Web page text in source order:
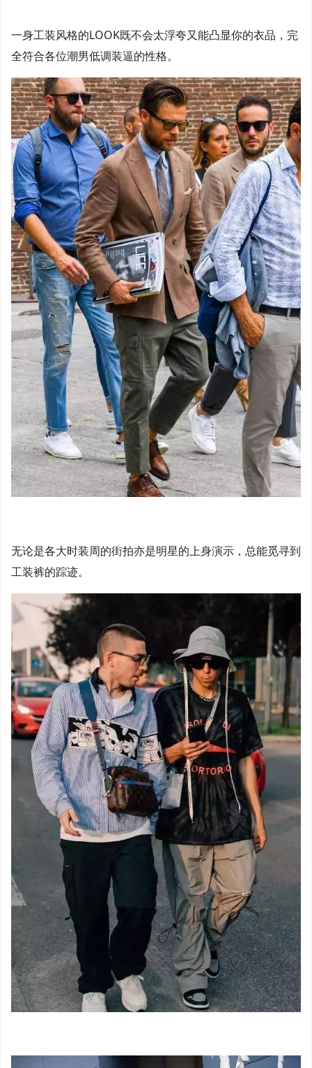
一身工装风格的LOOK既不会太浮夸又能凸显你的衣品，完
全符合各位潮男低调装逼的性格。
无论是各大时装周的街拍亦是明星的上身演示，总能觅寻到
工装裤的踪迹。